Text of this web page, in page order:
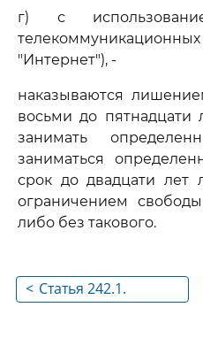
г) с
"Интернет"), -
наказываются
восьми до
занимать
заниматься
срок до двадцати лет
ограничением
либо без такового.
< Статья 242.1.